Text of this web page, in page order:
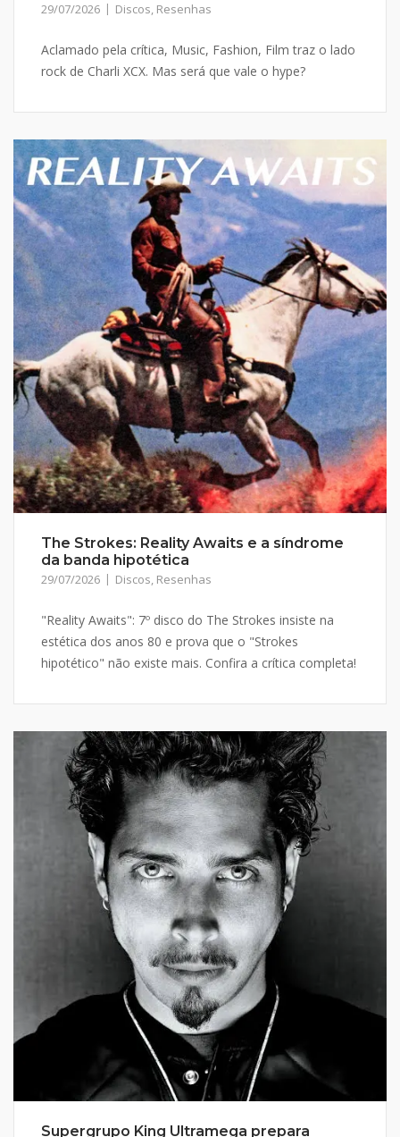
29/07/2026 Discos, Resenhas
Aclamado pela crítica, Music, Fashion, Film traz o lado
rock de Charli XCX. Mas será que vale o hype?
The Strokes: Reality Awaits e a síndrome
da banda hipotética
29/07/2026 Discos, Resenhas
"Reality Awaits": 7º disco do The Strokes insiste na
estética dos anos 80 e prova que o "Strokes
hipotético" não existe mais. Confira a crítica completa!
Supergrupo King Ultramega prepara